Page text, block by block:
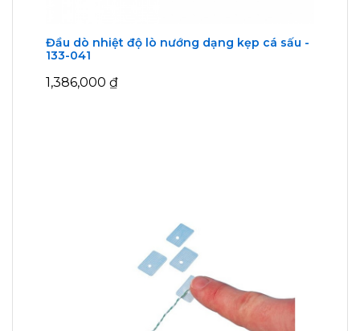
Đầu dò nhiệt độ lò nướng dạng kẹp cá sấu -
133-041
1,386,000 ₫